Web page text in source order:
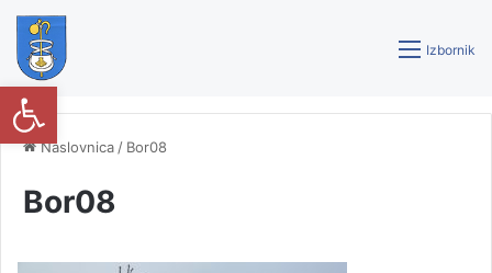
Izbornik
Naslovnica / Bor08
Bor08
Open toolbar